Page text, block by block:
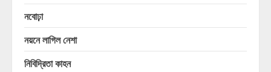
নবোঢ়া
নয়নে লাগিল নেশা
নিবিদ্রিতা কাহন